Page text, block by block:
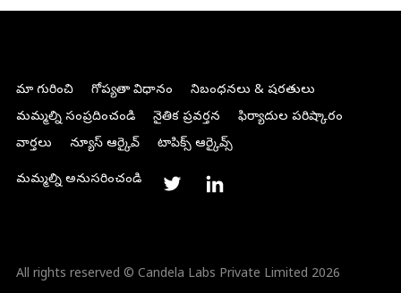
మా గురించి గోప్యతా విధానం
నిబంధనలు & షరతులు
మమ్మల్ని సంప్రదించండి
నైతిక ప్రవర్తన
ఫిర్యాదుల పరిష్కారం
వార్తలు
న్యూస్ ఆర్కైవ్ టాపిక్స్ ఆర్కైవ్స్
మమ్మల్ని అనుసరించండి
All rights reserved © Candela Labs Private Limited 2026